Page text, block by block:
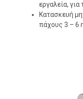
εργαλεία,
Κατασκευή
πάχους 3 – 6